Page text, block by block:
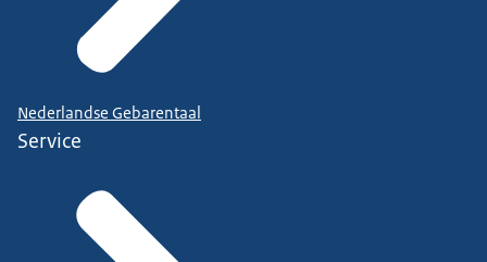
Nederlandse Gebarentaal
Service